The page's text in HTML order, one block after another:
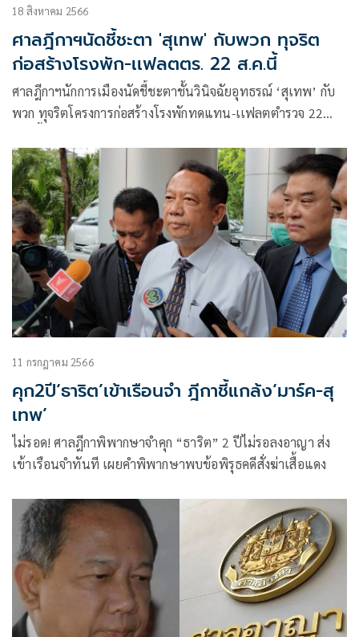
18 สิงหาคม 2566
ศาลฎีกาฯนัดชี้ชะตา 'สุเทพ' กับพวก ทุจริต
ก่อสร้างโรงพัก-เเฟลตตร. 22 ส.ค.นี้
ศาลฎีกาฯนักการเมืองนัดชี้ชะตาชั้นวินิจฉัยอุทธรณ์ ‘สุเทพ’ กับ
พวก ทุจริตโครงการก่อสร้างโรงพักทดแทน-เเฟลตตำรวจ 22
11 กรกฎาคม 2566
คุก2ปี‘ธาริต’เข้าเรือนจำ ฎีกาชี้แกล้ง‘มาร์ค-สุ
เทพ’
ไม่รอด! ศาลฎีกาพิพากษาจำคุก “ธาริต” 2 ปีไม่รอลงอาญา ส่ง
เข้าเรือนจำทันที เผยคำพิพากษาพบข้อพิรุธคดีสั่งฆ่าเสื้อแดง